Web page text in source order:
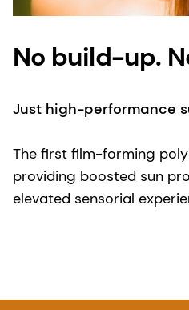
No build-up.
Just high-performance
The first film-forming
providing boosted sun
elevated sensorial